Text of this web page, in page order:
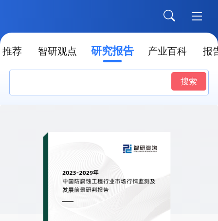
推荐 智研观点 研究报告 产业百科 报
搜索